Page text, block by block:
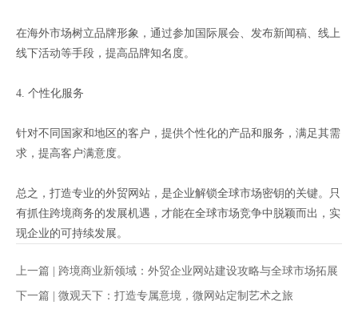
在海外市场树立品牌形象，通过参加国际展会、发布新闻稿、线上
线下活动等手段，提高品牌知名度。
4. 个性化服务
针对不同国家和地区的客户，提供个性化的产品和服务，满足其需
求，提高客户满意度。
总之，打造专业的外贸网站，是企业解锁全球市场密钥的关键。只
有抓住跨境商务的发展机遇，才能在全球市场竞争中脱颖而出，实
现企业的可持续发展。
上一篇 | 跨境商业新领域：外贸企业网站建设攻略与全球市场拓展
下一篇 | 微观天下：打造专属意境，微网站定制艺术之旅